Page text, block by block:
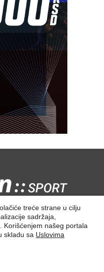
treće strane u cilju
sadržaja,
Korišćenjem našeg portala
skladu sa Uslovima